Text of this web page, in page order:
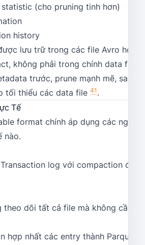
(cho pruning tinh hơn)
history
lưu trữ trong các file Avro hoặc
không phải trong chính data file.
trước, prune mạnh mẽ, sau đó
tối thiểu các data file 41.
Tế
format chính áp dụng các
nào.
log với compaction định
theo dõi tất cả file mà không cần S3
hợp nhất các entry thành Parquet